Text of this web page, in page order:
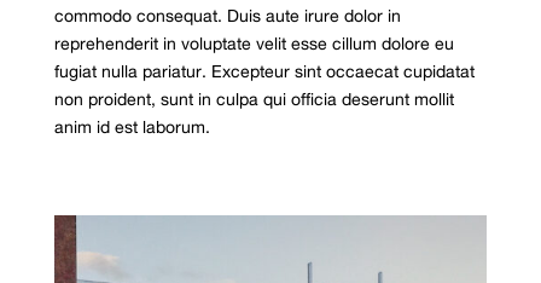
commodo consequat. Duis aute irure dolor in
reprehenderit in voluptate velit esse cillum dolore eu
fugiat nulla pariatur. Excepteur sint occaecat cupidatat
non proident, sunt in culpa qui officia deserunt mollit
anim id est laborum.